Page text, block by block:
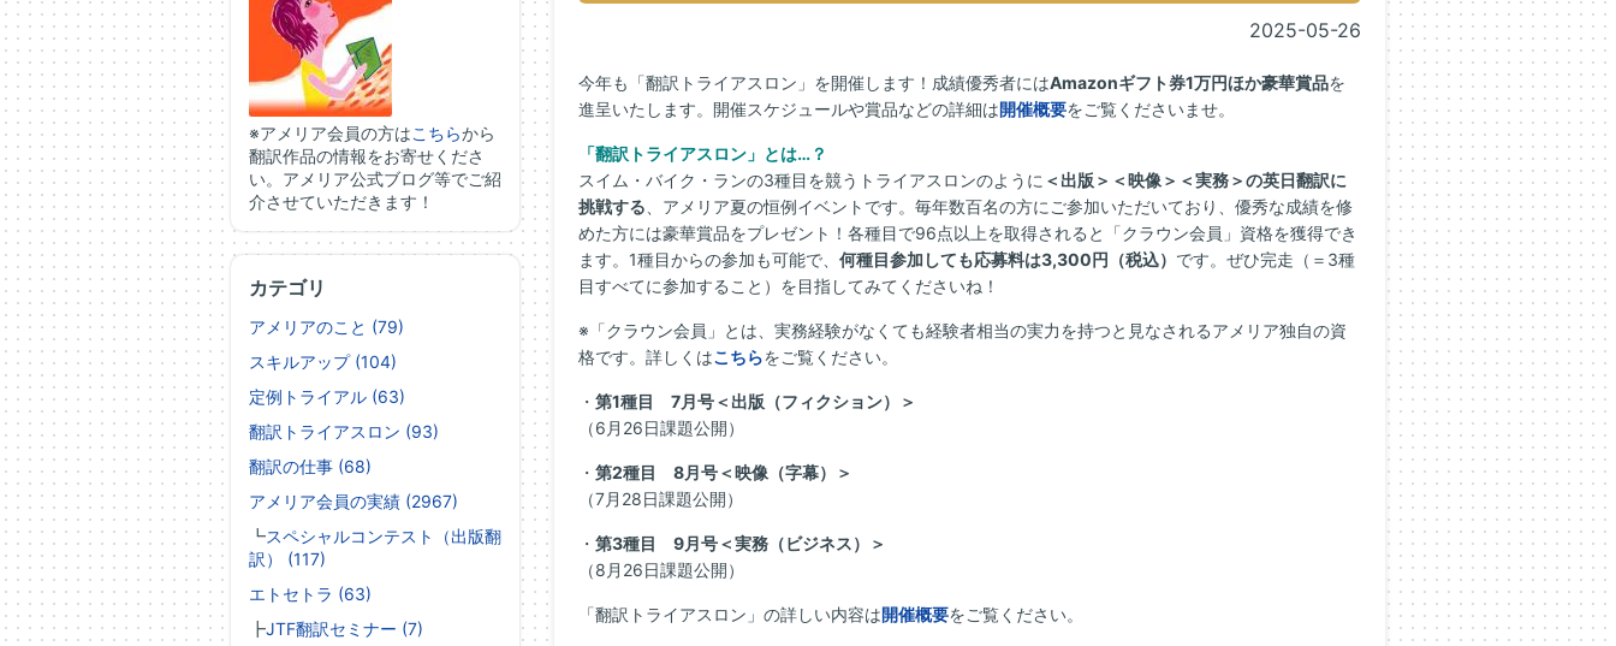
2025-05-26
今年も「翻訳トライアスロン」を開催します！成績優秀者にはAmazonギフト券1万円ほか豪華賞品を
進呈いたします。開催スケジュールや賞品などの詳細は開催概要をご覧くださいませ。
「翻訳トライアスロン」とは…？
スイム・バイク・ランの3種目を競うトライアスロンのように ＜出版＞＜映像＞＜実務＞の英日翻訳に
挑戦する 、アメリア夏の恒例イベントです。毎年数百名の方にご参加いただいており、優秀な成績を修
めた方には豪華賞品をプレゼント！各種目で96点以上を取得されると「クラウン会員」資格を獲得でき
ます。1種目からの参加も可能で、 何種目参加しても応募料は3,300円（税込） です。ぜひ完走（＝3種
目すべてに参加すること）を目指してみてくださいね！
※「クラウン会員」とは、実務経験がなくても経験者相当の実力を持つと見なされるアメリア独自の資
格です。詳しくはこちらをご覧ください。
・ 第1種目 7月号＜出版（フィクション）＞
（6月26日課題公開）
・ 第2種目 8月号＜映像（字幕）＞
（7月28日課題公開）
・ 第3種目 9月号＜実務（ビジネス）＞
（8月26日課題公開）
「翻訳トライアスロン」の詳しい内容は開催概要をご覧ください。
※アメリア会員の方はこちらから
翻訳作品の情報をお寄せくださ
い。アメリア公式ブログ等でご紹
介させていただきます！
カテゴリ
アメリアのこと (79)
スキルアップ (104)
定例トライアル (63)
翻訳トライアスロン (93)
翻訳の仕事 (68)
アメリア会員の実績 (2967)
┗スペシャルコンテスト（出版翻
訳） (117)
エトセトラ (63)
┣JTF翻訳セミナー (7)